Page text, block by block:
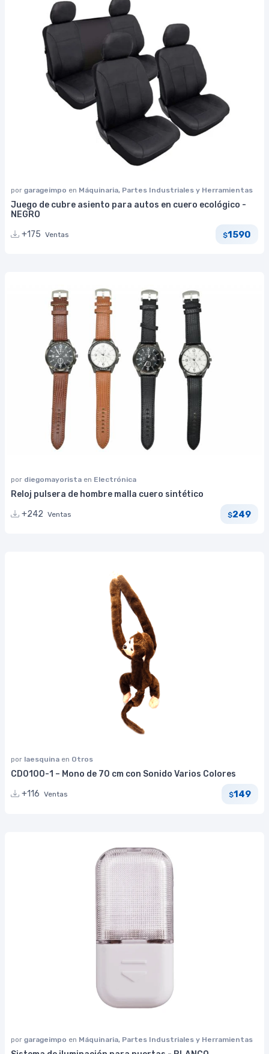
por garageimpo en Máquinaria, Partes Industriales y Herramientas
Juego de cubre asiento para autos en cuero ecológico -
NEGRO
+175 Ventas $1590
por diegomayorista en Electrónica
Reloj pulsera de hombre malla cuero sintético
+242 Ventas $249
por laesquina en Otros
CD0100-1 – Mono de 70 cm con Sonido Varios Colores
+116 Ventas $149
por garageimpo en Máquinaria, Partes Industriales y Herramientas